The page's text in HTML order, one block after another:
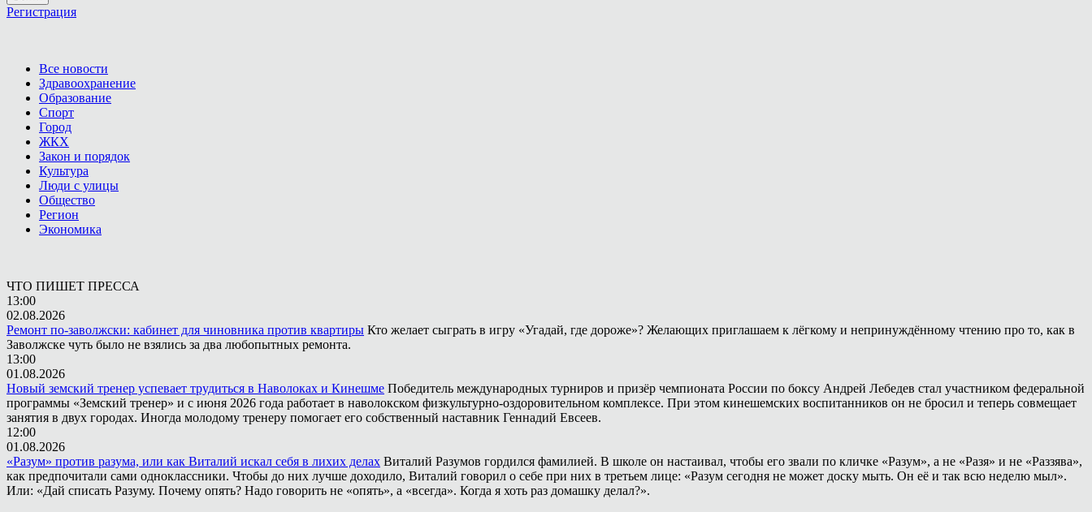
Регистрация
Все новости
Здравоохранение
Образование
Спорт
Город
ЖКХ
Закон и порядок
Культура
Люди с улицы
Общество
Регион
Экономика
ЧТО ПИШЕТ ПРЕССА
13:00
02.08.2026
Ремонт по-заволжски: кабинет для чиновника против квартиры Кто желает сыграть в игру «Угадай, где дороже»? Желающих приглашаем к лёгкому и непринуждённому чтению про то, как в
Заволжске чуть было не взялись за два любопытных ремонта.
13:00
01.08.2026
Новый земский тренер успевает трудиться в Наволоках и Кинешме Победитель международных турниров и призёр чемпионата России по боксу Андрей Лебедев стал участником федеральной
программы «Земский тренер» и с июня 2026 года работает в наволокском физкультурно-оздоровительном комплексе. При этом кинешемских воспитанников он не бросил и теперь совмещает
занятия в двух городах. Иногда молодому тренеру помогает его собственный наставник Геннадий Евсеев.
12:00
01.08.2026
«Разум» против разума, или как Виталий искал себя в лихих делах Виталий Разумов гордился фамилией. В школе он настаивал, чтобы его звали по кличке «Разум», а не «Разя» и не «Раззява»,
как предпочитали сами одноклассники. Чтобы до них лучше доходило, Виталий говорил о себе при них в третьем лице: «Разум сегодня не может доску мыть. Он её и так всю неделю мыл».
Или: «Дай списать Разуму. Почему опять? Надо говорить не «опять», а «всегда». Когда я хоть раз домашку делал?».